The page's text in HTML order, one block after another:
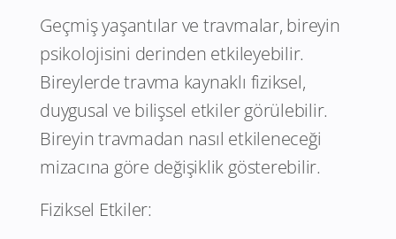
Geçmiş yaşantılar ve travmalar, bireyin
psikolojisini derinden etkileyebilir.
Bireylerde travma kaynaklı fiziksel,
duygusal ve bilişsel etkiler görülebilir.
Bireyin travmadan nasıl etkileneceği
mizacına göre değişiklik gösterebilir.
Fiziksel Etkiler: